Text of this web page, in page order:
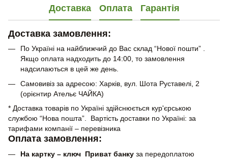
Доставка Оплата Гарантія
Доставка замовлення:
По Україні на найближчий до Вас склад “Нової пошти” .
Якщо оплата надходить до 14:00, то замовлення
надсилаються в цей же день.
Самовивіз за адресою: Харків, вул. Шота Руставелі, 2
(орієнтир Ательє ЧАЙКА)
* Доставка товарів по Україні здійснюється кур'єрською
службою “Нова пошта”. Вартість доставки по Україні: за
тарифами компанії – перевізника
Оплата замовлення:
На картку – ключ Приват банку за передоплатою